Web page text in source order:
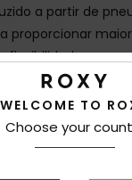
a partir de
proporcionar
flexibilidade
de poliéster
Costuras
entrada:Fecho de
WELCOME TO
Choose your